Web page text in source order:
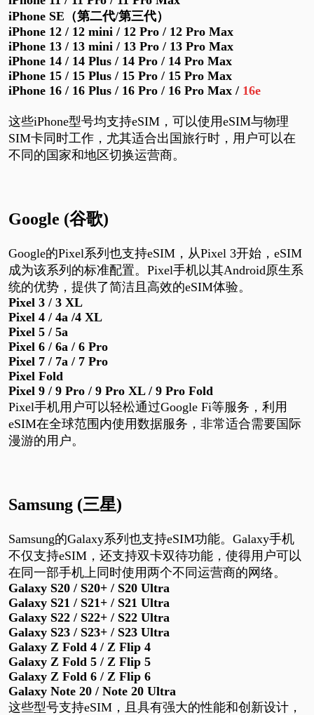
iPhone SE （第二代/第三代）
iPhone 12 / 12 mini / 12 Pro / 12 Pro Max
iPhone 13 / 13 mini / 13 Pro / 13 Pro Max
iPhone 14 / 14 Plus / 14 Pro / 14 Pro Max
iPhone 15 / 15 Plus / 15 Pro / 15 Pro Max
iPhone 16/ 16Plus / 16Pro / 16Pro Max / 16e
这些iPhone型号均支持eSIM，可以使用eSIM与物理
SIM卡同时工作，尤其适合出国旅行时，用户可以在
不同的国家和地区切换运营商。
Google (谷歌)
Google的Pixel系列也支持eSIM，从Pixel 3开始， eSIM
成为该系列的标准配置。 Pixel手机以其Android原生系
统的优势，提供了简洁且高效的eSIM体验。
Pixel 3 / 3 XL
Pixel 4 / 4a /4 XL
Pixel 5 / 5a
Pixel 6 / 6a /6 Pro
Pixel 7 / 7a / 7 Pro
Pixel Fold
Pixel 9 / 9 Pro / 9 Pro XL / 9 Pro Fold
Pixel手机用户可以轻松通过Google Fi等服务，利用
eSIM在全球范围内使用数据服务，非常适合需要国际
漫游的用户。
Samsung (三星)
Samsung的Galaxy系列也支持eSIM功能。 Galaxy手机
不仅支持eSIM，还支持双卡双待功能，使得用户可以
在同一部手机上同时使用两个不同运营商的网络。
Galaxy S20 / S20+ / S20 Ultra
Galaxy S21 / S21+ / S21 Ultra
Galaxy S22 / S22+ / S22 Ultra
Galaxy S23 / S23+ / S23 Ultra
Galaxy Z Fold 4 / Z Flip 4
Galaxy Z Fold 5/ Z Flip 5
Galaxy Z Fold 6/ Z Flip 6
Galaxy Note 20 / Note 20 Ultra
这些型号支持eSIM，且具有强大的性能和创新设计，